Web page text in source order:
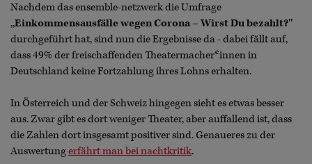
Nachdem das ensemble-netzwerk die Umfrage
,,Einkommensausfälle wegen Corona – Wirst Du bezahlt?''
durchgeführt hat, sind nun die Ergebnisse da - dabei fällt auf,
dass 49% der freischaffenden Theatermacher*innen in
Deutschland keine Fortzahlung ihres Lohns erhalten.
In Österreich und der Schweiz hingegen sieht es etwas besser
aus. Zwar gibt es dort weniger Theater, aber auffallend ist, dass
die Zahlen dort insgesamt positiver sind. Genaueres zu der
Auswertungerfährt man bei nachtkritik.